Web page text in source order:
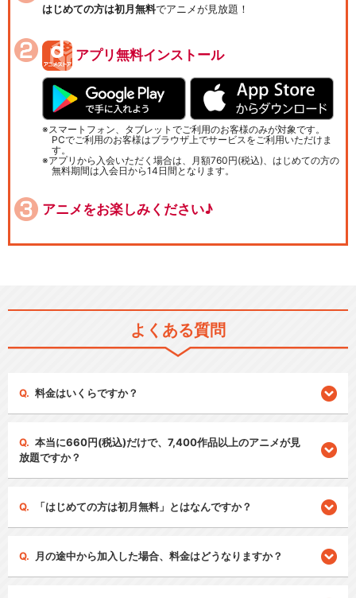
はじめての方は初月無料でアニメが見放題！
アプリ無料インストール
スマートフォン、タブレットでご利用のお客様のみが対象です。
PCでご利用のお客様はブラウザ上でサービスをご利用いただけま
す。
アプリから入会いただく場合は、月額760円(税込)、はじめての方の
無料期間は入会日から14日間となります。
アニメをお楽しみください♪
よくある質問
料金はいくらですか？
本当に660円(税込)だけで、7,400作品以上のアニメが見
放題ですか？
「はじめての方は初月無料」とはなんですか？
月の途中から加入した場合、料金はどうなりますか？